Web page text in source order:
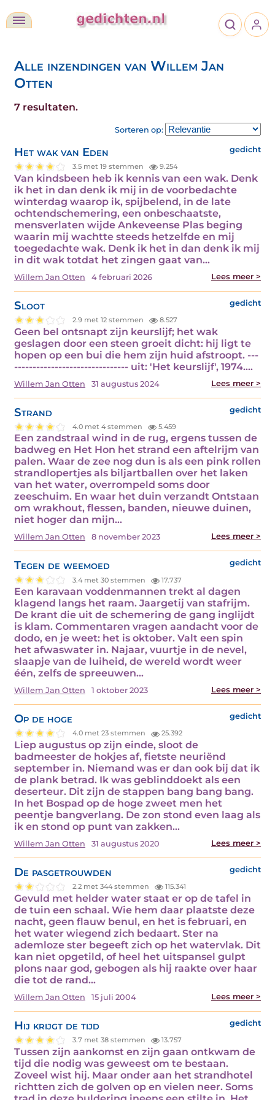
Alle inzendingen van Willem Jan
Otten
7 resultaten.
Sorteren op:
Het wak van Eden gedicht
3.5 met 19 stemmen 9.254
Van kindsbeen heb ik kennis van een wak. Denk
ik het in dan denk ik mij in de voorbedachte
winterdag waarop ik, spijbelend, in de late
ochtendschemering, een onbeschaatste,
mensverlaten wijde Ankeveense Plas beging
waarin mij wachtte steeds hetzelfde en mij
toegedachte wak. Denk ik het in dan denk ik mij
in dit wak totdat het zingen gaat van…
Willem Jan Otten 4 februari 2026 Lees meer >
Sloot gedicht
2.9 met 12 stemmen 8.527
Geen bel ontsnapt zijn keurslijf; het wak
geslagen door een steen groeit dicht: hij ligt te
hopen op een bui die hem zijn huid afstroopt. ---
------------------------------- uit: 'Het keurslijf', 1974.…
Willem Jan Otten 31 augustus 2024 Lees meer >
Strand gedicht
4.0 met 4 stemmen 5.459
Een zandstraal wind in de rug, ergens tussen de
badweg en Het Hon het strand een aftelrijm van
palen. Waar de zee nog dun is als een pink rollen
strandlopertjes als biljartballen over het laken
van het water, overrompeld soms door
zeeschuim. En waar het duin verzandt Ontstaan
om wrakhout, flessen, banden, nieuwe duinen,
niet hoger dan mijn…
Willem Jan Otten 8 november 2023 Lees meer >
Tegen de weemoed gedicht
3.4 met 30 stemmen 17.737
Een karavaan voddenmannen trekt al dagen
klagend langs het raam. Jaargetij van stafrijm.
De krant die uit de schemering de gang inglijdt
is klam. Commentaren vragen aandacht voor de
dodo, en je weet: het is oktober. Valt een spin
het afwaswater in. Najaar, vuurtje in de nevel,
slaapje van de luiheid, de wereld wordt weer
één, zelfs de spreeuwen…
Willem Jan Otten 1 oktober 2023 Lees meer >
Op de hoge gedicht
4.0 met 23 stemmen 25.392
Liep augustus op zijn einde, sloot de
badmeester de hokjes af, fietste neuriënd
september in. Niemand was er dan ook bij dat ik
de plank betrad. Ik was geblinddoekt als een
deserteur. Dit zijn de stappen bang bang bang.
In het Bospad op de hoge zweet men het
peentje bangverlang. De zon stond even laag als
ik en stond op punt van zakken…
Willem Jan Otten 31 augustus 2020 Lees meer >
De pasgetrouwden gedicht
2.2 met 344 stemmen 115.341
Gevuld met helder water staat er op de tafel in
de tuin een schaal. Wie hem daar plaatste deze
nacht, geen flauw benul, en het is februari, en
het water wiegend zich bedaart. Ster na
ademloze ster begeeft zich op het watervlak. Dit
kan niet opgetild, of heel het uitspansel gulpt
plons naar god, gebogen als hij raakte over haar
die tot de rand…
Willem Jan Otten 15 juli 2004 Lees meer >
Hij krijgt de tijd gedicht
3.7 met 38 stemmen 13.757
Tussen zijn aankomst en zijn gaan ontkwam de
tijd die nodig was geweest om te bestaan.
Zoveel wist hij. Maar onder aan het strandhotel
richtten zich de golven op en vielen neer. Soms